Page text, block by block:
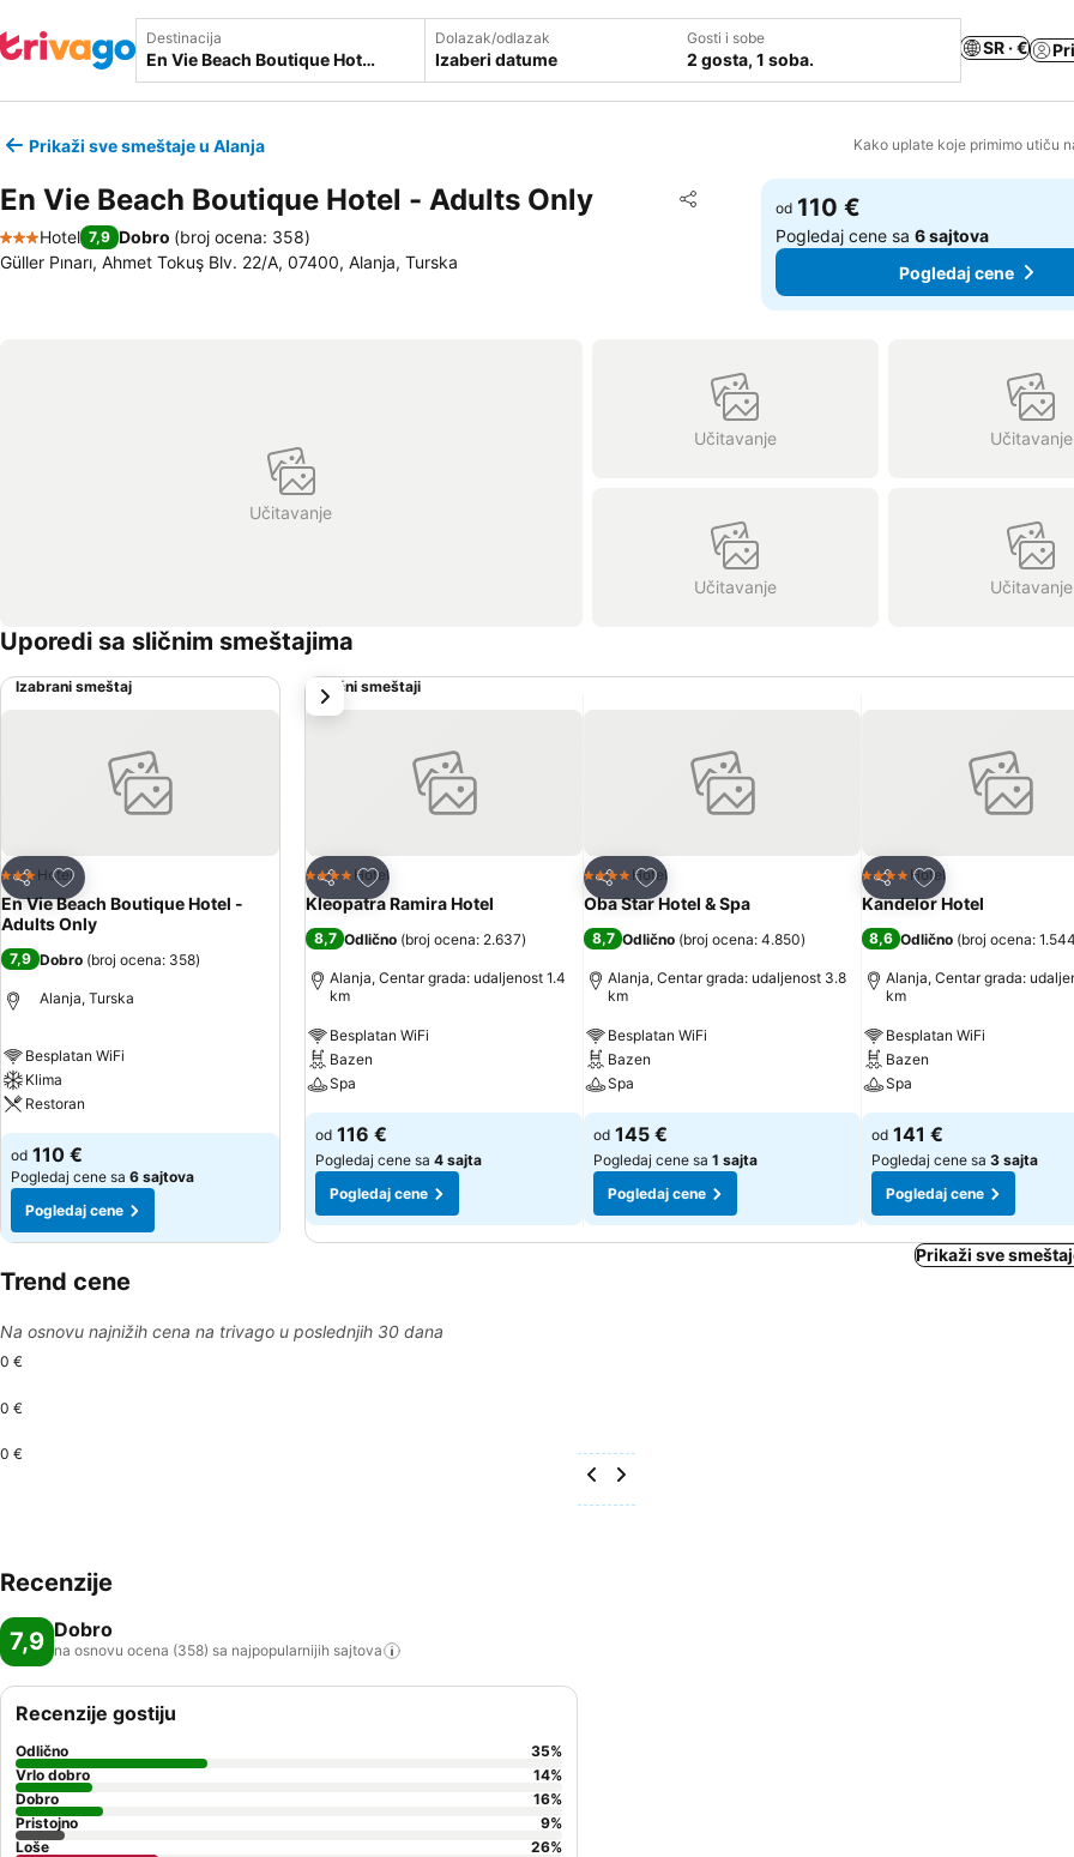
Destinacija Dolazak/odlazak
Izaberi datume
Gosti i sobe
2 gosta, 1 soba.
SR · €
Prikaži sve smeštaje u Alanja Kako uplate koje primimo utiču
En Vie Beach Boutique Hotel - Adults Only Deli
Dodati u favorite
3 Zvezdice
Hotel 7,9 Dobro (broj ocena: 358)
Güller Pınarı, Ahmet Tokuş Blv. 22/A, 07400, Alanja, Turska
od 110 €
Pogledaj cene sa6 sajtova
Pogledaj cene
Učitavanje
Učitavanje Učitavanje
Učitavanje Učitavanje
Uporedi sa sličnim smeštajima
Izabrani smeštaj
Deli
Dodati u favorite
3 Zvezdice
Hotel
En Vie Beach Boutique Hotel -
Adults Only
7,9 Dobro (broj ocena: 358)
Alanja, Turska
Besplatan WiFi
Klima
Restoran
od 110 €
Pogledaj cene sa 6 sajtova
Pogledaj cene
Slični smeštaji
Deli
Dodati u favorite
4 Zvezdice
Hotel
Kleopatra Ramira Hotel
8,7 Odlično (broj ocena: 2.637)
Alanja, Centar grada: udaljenost 1.4
km
Besplatan WiFi
Bazen
Spa
od 116 €
Pogledaj cene sa 4 sajta
Pogledaj cene
Deli
Dodati u favorite
4 Zvezdice
Hotel
Oba Star Hotel & Spa
8,7 Odlično (broj ocena: 4.850)
Alanja, Centar grada: udaljenost 3.8
km
Besplatan WiFi
Bazen
Spa
od 145 €
Pogledaj cene sa 1 sajta
Pogledaj cene
Deli
Dodati u favorite
4 Zvezdice
Hotel
Kandelor Hotel
8,6 Odlično (broj ocena: 1.544
Alanja, Centar grada:
km
Besplatan WiFi
Bazen
Spa
od 141 €
Pogledaj cene sa 3 sajta
Pogledaj cene
sledeće
Prikaži sve
Trend cene
Na osnovu najnižih cena na trivago u poslednjih 30 dana
0 €
0 €
0 €
Recenzije
7,9 Dobro
na osnovu ocena (358) sa najpopularnijih sajtova
Recenzije gostiju
Odlično 35%
Vrlo dobro
14%
Dobro
16%
Pristojno
9%
Loše
26%